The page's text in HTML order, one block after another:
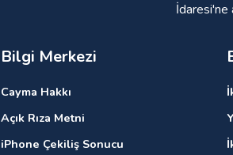
İdaresi'ne
Bilgi Merkezi
Cayma Hakkı
Açık Rıza Metni
iPhone Çekiliş Sonucu